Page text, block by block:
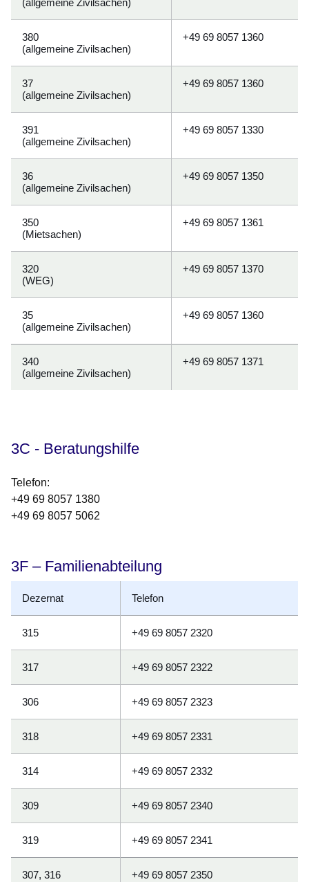
(allgemeine Zivilsachen)
380
(allgemeine Zivilsachen)
+49 69 8057 1360
37
(allgemeine Zivilsachen)
+49 69 8057 1360
391
(allgemeine Zivilsachen)
+49 69 8057 1330
36
(allgemeine Zivilsachen)
+49 69 8057 1350
350
(Mietsachen)
+49 69 8057 1361
320
(WEG)
+49 69 8057 1370
35
(allgemeine Zivilsachen)
+49 69 8057 1360
340
(allgemeine Zivilsachen)
+49 69 8057 1371
3C - Beratungshilfe
Telefon:
+49 69 8057 1380
+49 69 8057 5062
3F – Familienabteilung
Dezernat Telefon
315 +49 69 8057 2320
317 +49 69 8057 2322
306 +49 69 8057 2323
318 +49 69 8057 2331
314 +49 69 8057 2332
309 +49 69 8057 2340
319 +49 69 8057 2341
307, 316 +49 69 8057 2350